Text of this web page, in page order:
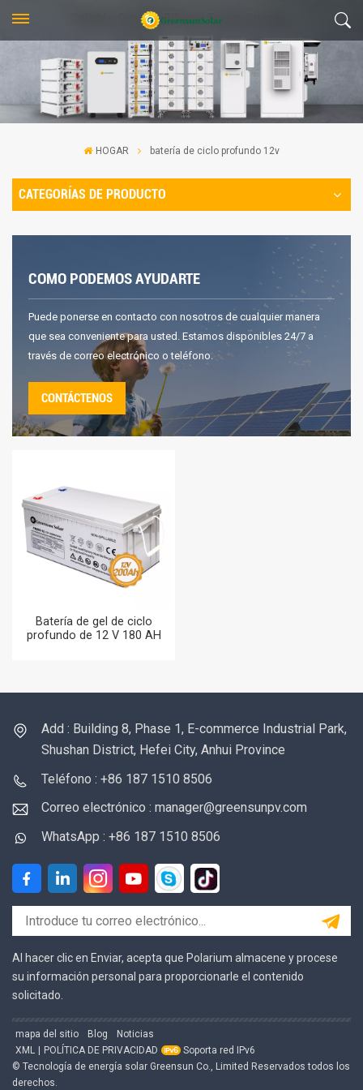
HOGAR batería de ciclo profundo 12v
CATEGORÍAS DE PRODUCTO
COMO PODEMOS AYUDARTE
Puede ponerse en contacto con nosotros de cualquier manera
que sea conveniente para usted. Estamos disponibles 24/7 a
través de correo electrónico o teléfono.
CONTÁCTENOS
Batería de gel de ciclo
profundo de 12 V 180 AH
200 AH AGM GEL con
Add : Building 8, Phase 1, E-commerce Industrial Park,
Shushan District, Hefei City, Anhui Province
Teléfono : +86 187 1510 8506
Correo electrónico : manager@greensunpv.com
WhatsApp : +86 187 1510 8506
Al hacer clic en Enviar, acepta que Polarium almacene y procese
su información personal para proporcionarle el contenido
solicitado.
mapa del sitio Blog
Noticias
XML | POLÍTICA DE PRIVACIDAD
Soporta red IPv6
© Tecnología de energía solar Greensun Co., Limited Reservados todos los
derechos.